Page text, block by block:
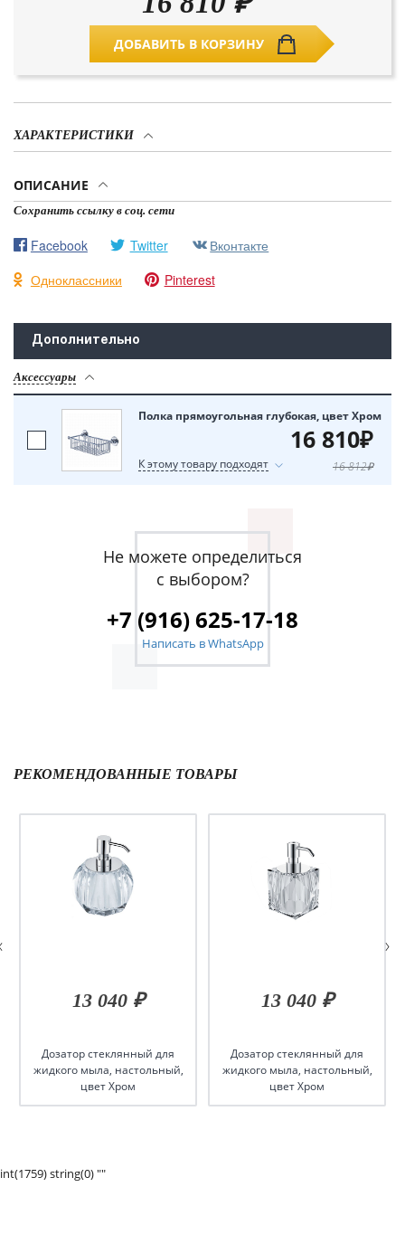
ДОБАВИТЬ В КОРЗИНУ
ХАРАКТЕРИСТИКИ
ОПИСАНИЕ
Сохранить ссылку в соц. сети
Facebook Twitter
Вконтакте
Одноклассники
Pinterest
Дополнительно
Аксессуары
Полка прямоугольная глубокая, цвет Хром
К этому товару подходят
16 810₽
16 812₽
Не можете определиться
с выбором?
+7 (916) 625-17-18
Написать в WhatsApp
РЕКОМЕНДОВАННЫЕ ТОВАРЫ
13 040 ₽
Дозатор стеклянный для
жидкого мыла, настольный,
цвет Хром
13 040 ₽
Дозатор стеклянный для
жидкого мыла, настольный,
цвет Хром
int(1759) string(0) ""